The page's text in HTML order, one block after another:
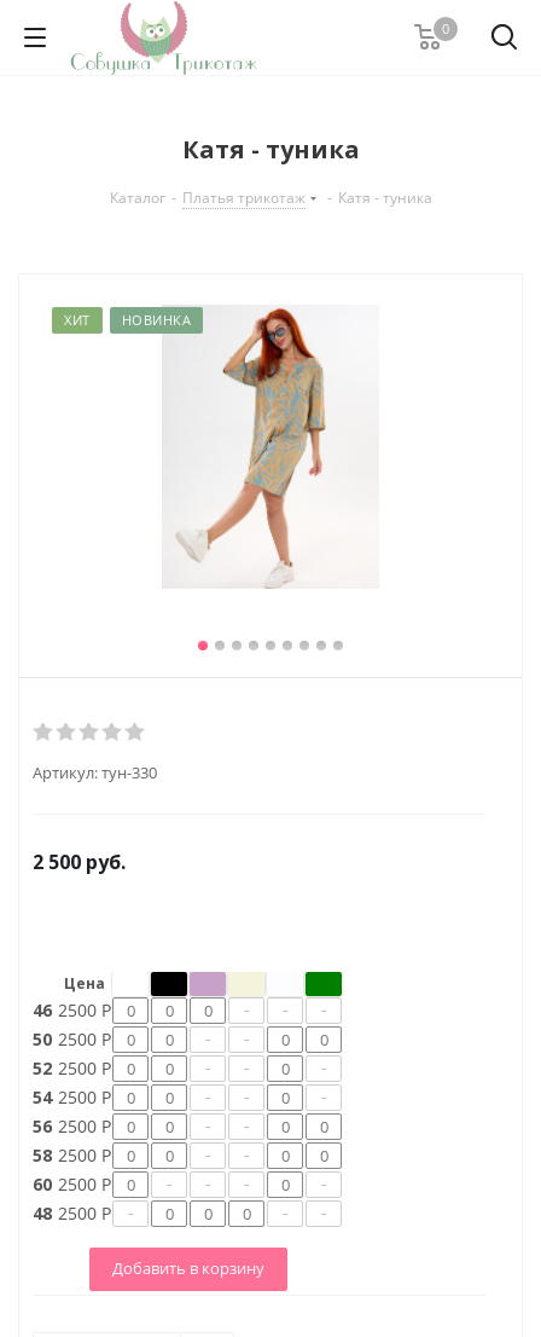
0
Катя - туника
Каталог - Платья трикотаж - Катя - туника
ХИТ НОВИНКА
Артикул:тун-330
2 500 руб.
Цена
46 2500 Р - -
-
50 2500 Р -
-
52 2500 Р - -
-
54 2500 Р - -
-
56 2500 Р -
-
58 2500 Р -
-
60 2500 Р - - -
-
48 2500 Р - - -
Добавить в корзину